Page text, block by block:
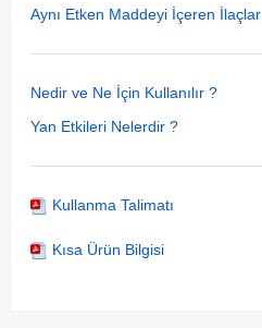
Aynı Etken Maddeyi İçeren İlaçlar
Nedir ve Ne İçin Kullanılır ?
Yan Etkileri Nelerdir ?
Kullanma Talimatı
Kısa Ürün Bilgisi